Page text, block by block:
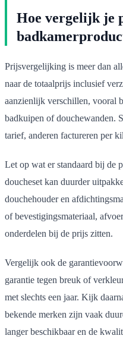
Hoe vergelijk je
Prijsvergelijking is meer dan
naar de totaalprijs inclusief
aanzienlijk verschillen, vooral
badkuipen of douchewanden.
tarief, anderen factureren per
Let op wat er standaard bij de
doucheset kan duurder
douchehouder en
of bevestigingsmateriaal,
onderdelen bij de prijs zitten.
Vergelijk ook de
garantie tegen breuk of
met slechts een jaar. Kijk
bekende merken zijn vaak
langer beschikbaar en de